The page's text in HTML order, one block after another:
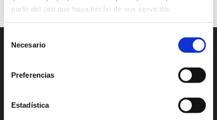
partir del uso que haya hecho de sus servicios.
Necesario
Preferencias
Estadística